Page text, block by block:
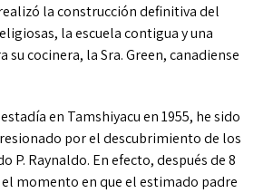
la construcción definitiva del
la escuela contigua y una
su cocinera, la Sra. Green, canadiense
en Tamshiyacu en 1955, he sido
por el descubrimiento de los
P. Raynaldo. En efecto, después de 8
momento en que el estimado padre